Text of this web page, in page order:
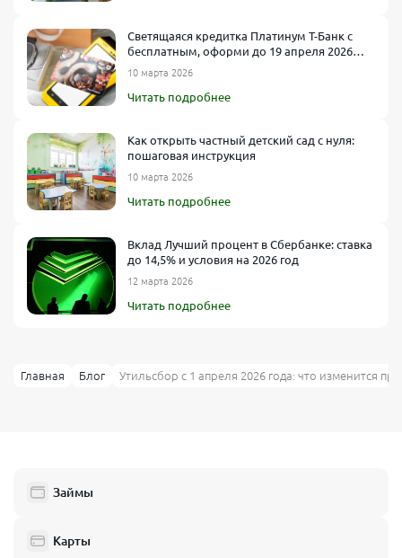
Светящаяся кредитка Платинум Т-Банк с
бесплатным, оформи до 19 апреля 2026
10 марта 2026
Читать подробнее
Как открыть частный детский сад с нуля:
пошаговая инструкция
10 марта 2026
Читать подробнее
Вклад Лучший процент в Сбербанке: ставка
до 14,5% и условия на 2026 год
12 марта 2026
Читать подробнее
Главная Блог Утильсбор с 1 апреля 2026 года: что изменится
Займы
Карты